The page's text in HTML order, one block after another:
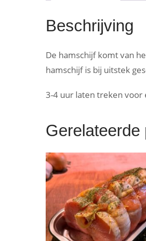
Beschrijving
De hamschijf komt van
hamschijf is bij uitstek
3-4 uur laten treken voor
Gerelateerde